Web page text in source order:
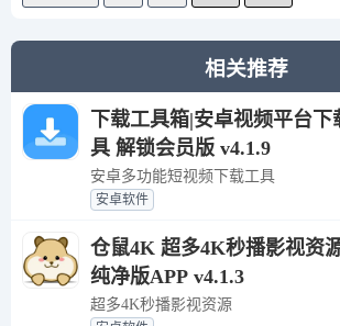
相关推荐
下载工具箱|安卓视频平台下
具 解锁会员版 v4.1.9
安卓多功能短视频下载工具
安卓软件
仓鼠4K 超多4K秒播影视资
纯净版APP v4.1.3
超多4K秒播影视资源